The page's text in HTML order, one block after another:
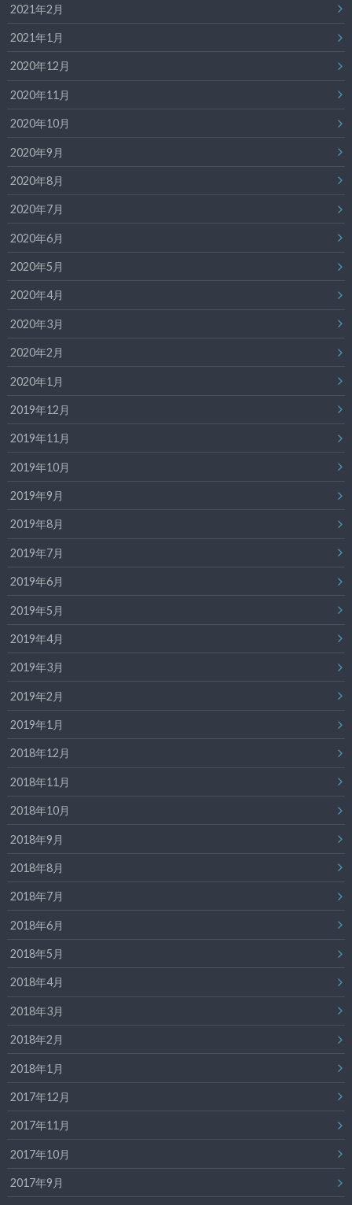
2021年2月
2021年1月
2020年12月
2020年11月
2020年10月
2020年9月
2020年8月
2020年7月
2020年6月
2020年5月
2020年4月
2020年3月
2020年2月
2020年1月
2019年12月
2019年11月
2019年10月
2019年9月
2019年8月
2019年7月
2019年6月
2019年5月
2019年4月
2019年3月
2019年2月
2019年1月
2018年12月
2018年11月
2018年10月
2018年9月
2018年8月
2018年7月
2018年6月
2018年5月
2018年4月
2018年3月
2018年2月
2018年1月
2017年12月
2017年11月
2017年10月
2017年9月